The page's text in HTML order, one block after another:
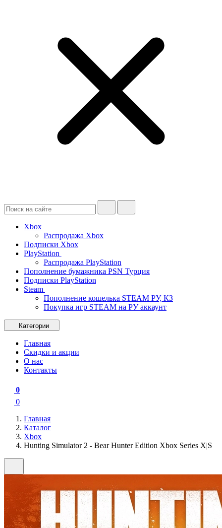
Xbox
Распродажа Xbox
Подписки Xbox
PlayStation
Распродажа PlayStation
Пополнение бумажника PSN Турция
Подписки PlayStation
Steam
Пополнение кошелька STEAM РУ, КЗ
Покупка игр STEAM на РУ аккаунт
Категории
Главная
Скидки и акции
О нас
Контакты
0
0
Главная
Каталог
Xbox
Hunting Simulator 2 - Bear Hunter Edition Xbox Series X|S